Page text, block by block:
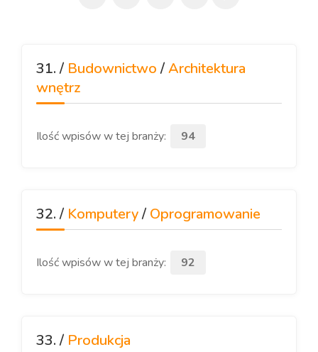
31. / Budownictwo /Architektura
wnętrz
Ilość wpisów w tej branży: 94
32. / Komputery/ Oprogramowanie
Ilość wpisów w tej branży: 92
33. / Produkcja